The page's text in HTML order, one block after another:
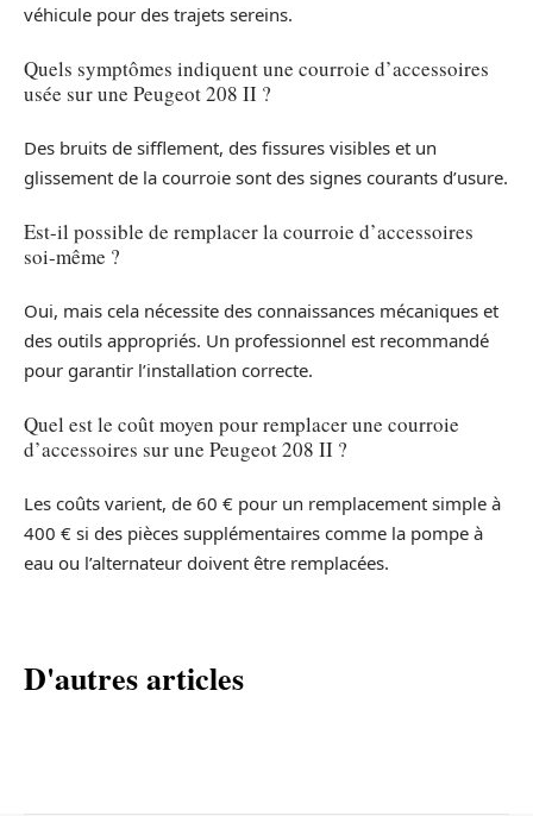
véhicule pour des trajets sereins.
Quels symptômes indiquent une courroie d’accessoires
usée sur une Peugeot 208 II ?
Des bruits de sifflement, des fissures visibles et un
glissement de la courroie sont des signes courants d’usure.
Est-il possible de remplacer la courroie d’accessoires
soi-même ?
Oui, mais cela nécessite des connaissances mécaniques et
des outils appropriés. Un professionnel est recommandé
pour garantir l’installation correcte.
Quel est le coût moyen pour remplacer une courroie
d’accessoires sur une Peugeot 208 II ?
Les coûts varient, de 60 € pour un remplacement simple à
400 € si des pièces supplémentaires comme la pompe à
eau ou l’alternateur doivent être remplacées.
D'autres articles